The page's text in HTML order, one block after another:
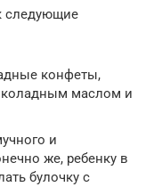
следующие
конфеты,
маслом и
и
же, ребенку в
булочку с